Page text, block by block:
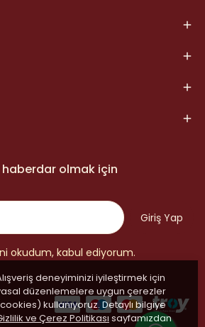
deneyiminizi iyileştirmek için
düzenlemelere uygun çerezler
kullanıyoruz. Detaylı bilgiye
ve Çerez Politikası sayfamızdan
olmak için
Giriş Yap
okudum, kabul ediyorum.